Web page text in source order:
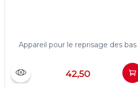
Appareil pour le reprisage des bas
42,50